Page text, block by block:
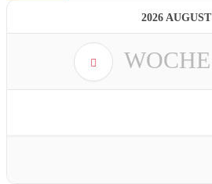
2026 AUGUST
WOCHE